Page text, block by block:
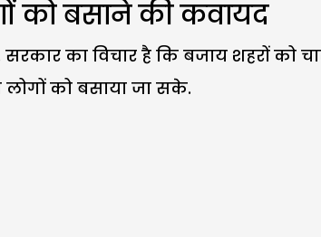
को बसाने की कवायद
का विचार है कि बजाय शहरों को
को बसाया जा सके.